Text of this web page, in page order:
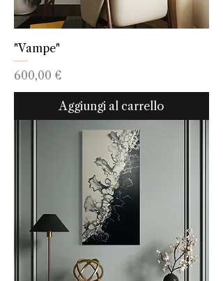
"Vampe"
Prezzo
600,00 €
Aggiungi al carrello